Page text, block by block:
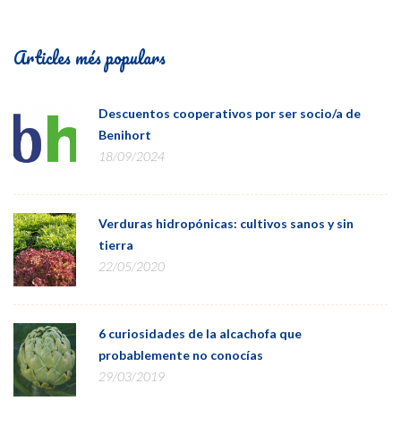
Articles més populars
Descuentos cooperativos por ser socio/a de
Benihort
18/09/2024
Verduras hidropónicas: cultivos sanos y sin
tierra
22/05/2020
6 curiosidades de la alcachofa que
probablemente no conocías
29/03/2019